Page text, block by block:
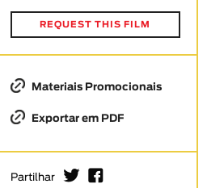
REQUEST THIS FILM
Materiais Promocionais
Exportar em PDF
Partilhar I F